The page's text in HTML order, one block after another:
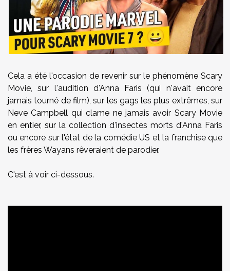
Cela a été l'occasion de revenir sur le phénomène Scary
Movie, sur l'audition d'Anna Faris (qui n'avait encore
jamais tourné de film), sur les gags les plus extrêmes, sur
Neve Campbell qui clame ne jamais avoir Scary Movie
en entier, sur la collection d'insectes morts d'Anna Faris
ou encore sur l'état de la comédie US et la franchise que
les frères Wayans rêveraient de parodier.
C'est à voir ci-dessous.